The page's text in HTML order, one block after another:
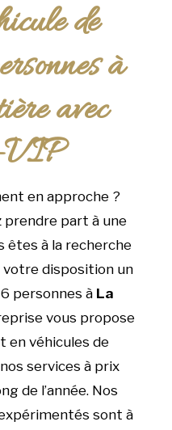
de
à
avec
VIP
en approche ?
prendre part à une
êtes à la recherche
votre disposition un
personnes à La
vous propose
en véhicules de
services à prix
de l’année. Nos
sont à